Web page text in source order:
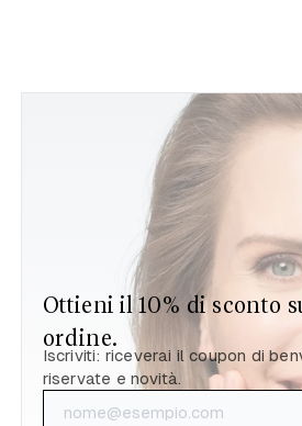
Ottieni il 10% di sconto
ordine.
Iscriviti: riceverai il coupon di
riservate e novità.